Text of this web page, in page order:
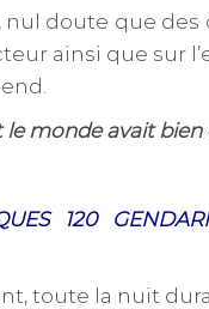
doute que des
ainsi que sur
monde avait
120
toute la nuit